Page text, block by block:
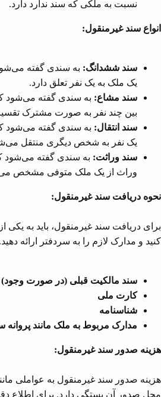
نسبت به ملکی که سند ندارد دارد.
انواع سند غیرمنقول:
سند ششدانگ: به سندی گفته
یک ملک به یک نفر تعلق دارد.
سند مشاع: به سندی گفته می‌شود
بین چند نفر به صورت مشترک
سند انتقال: به سندی گفته می‌شود
یک نفر به شخص دیگری منتقل
سند وراثت: به سندی گفته می‌شود
وراث از یک ملک متوفی مشخص
نحوه دریافت سند غیرمنقول:
برای دریافت سند غیرمنقول، باید به یکی
کنید و مدارک لازم را به سردفتر ارائه
سند مالکیت قبلی (در صورت وجود)
کارت ملی
شناسنامه
مدارک مربوط به ملک مانند پروانه
هزینه صدور سند غیرمنقول:
هزینه صدور سند غیرمنقول به عواملی
محل صدور آن بستگی دارد. برای اطلاع